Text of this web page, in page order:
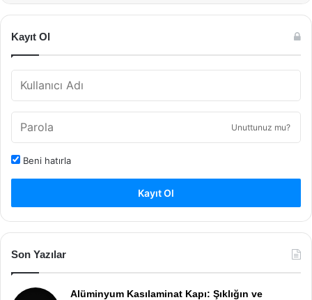
Kayıt Ol
Unuttunuz mu?
Beni hatırla
Kayıt Ol
Son Yazılar
Alüminyum Kasılaminat Kapı: Şıklığın ve